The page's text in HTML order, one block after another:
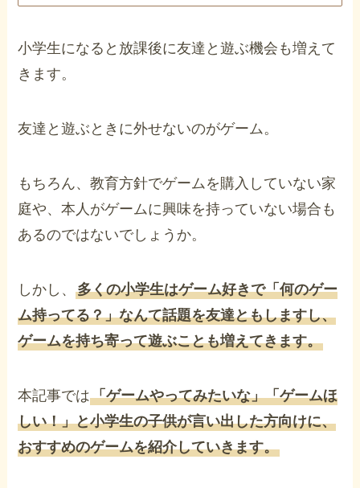
小学生になると放課後に友達と遊ぶ機会も増えて
きます。
友達と遊ぶときに外せないのがゲーム。
もちろん、教育方針でゲームを購入していない家
庭や、本人がゲームに興味を持っていない場合も
あるのではないでしょうか。
しかし、多くの小学生はゲーム好きで「何のゲー
ム持ってる？」なんて話題を友達ともしますし、
ゲームを持ち寄って遊ぶことも増えてきます。
本記事では「ゲームやってみたいな」「ゲームほ
しい！」と小学生の子供が言い出した方向けに、
おすすめのゲームを紹介していきます。